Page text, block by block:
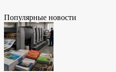
Популярные новости